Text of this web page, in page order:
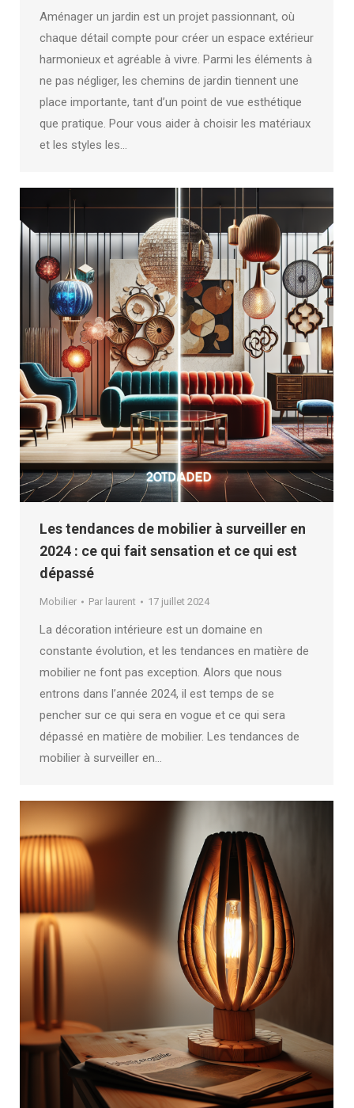
Aménager un jardin est un projet passionnant, où
chaque détail compte pour créer un espace extérieur
harmonieux et agréable à vivre. Parmi les éléments à
ne pas négliger, les chemins de jardin tiennent une
place importante, tant d’un point de vue esthétique
que pratique. Pour vous aider à choisir les matériaux
et les styles les…
Les tendances de mobilier à surveiller en
2024 : ce qui fait sensation et ce qui est
dépassé
Mobilier Par laurent 17 juillet 2024
La décoration intérieure est un domaine en
constante évolution, et les tendances en matière de
mobilier ne font pas exception. Alors que nous
entrons dans l’année 2024, il est temps de se
pencher sur ce qui sera en vogue et ce qui sera
dépassé en matière de mobilier. Les tendances de
mobilier à surveiller en…